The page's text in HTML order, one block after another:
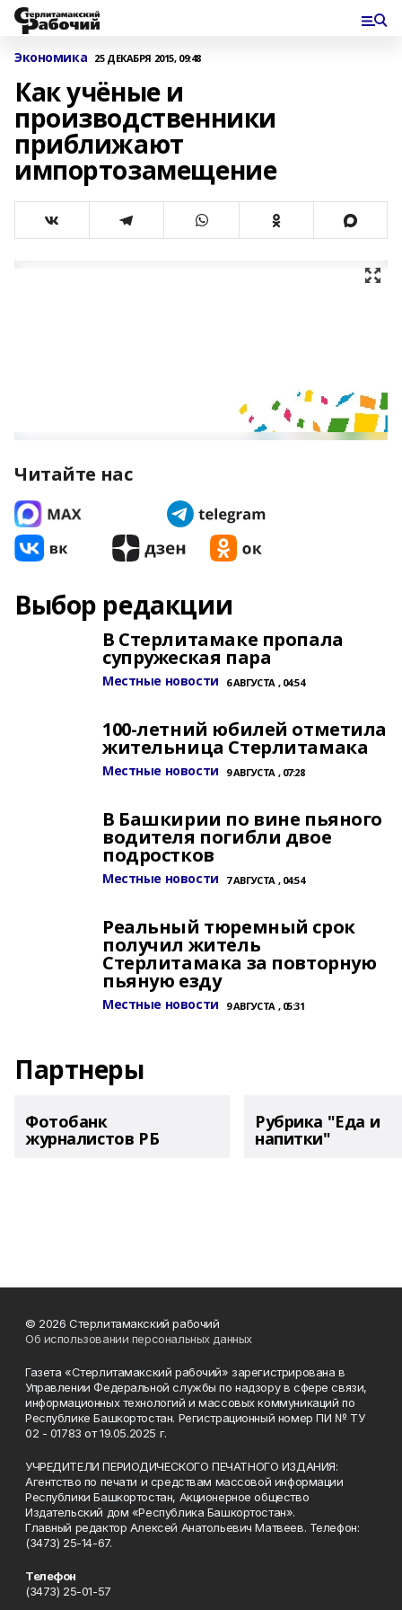
Экономика 25 ДЕКАБРЯ 2015, 09:48
Как учёные и
производственники
приближают
импортозамещение
Читайте нас
Выбор редакции
В Стерлитамаке пропала
супружеская пара
Местные новости 6 АВГУСТА , 04:54
100-летний юбилей отметила
жительница Стерлитамака
Местные новости 9 АВГУСТА , 07:28
В Башкирии по вине пьяного
водителя погибли двое
подростков
Местные новости 7 АВГУСТА , 04:54
Реальный тюремный срок
получил житель
Стерлитамака за повторную
пьяную езду
Местные новости 9 АВГУСТА , 05:31
Партнеры
Фотобанк
журналистов РБ
Рубрика "Еда и
напитки"
© 2026 Стерлитамакский рабочий
Об использовании персональных данных
Газета «Стерлитамакский рабочий» зарегистрирована в
Управлении Федеральной службы по надзору в сфере связи,
информационных технологий и массовых коммуникаций по
Республике Башкортостан. Регистрационный номер ПИ № ТУ
02 - 01783 от 19.05.2025 г.
УЧРЕДИТЕЛИ ПЕРИОДИЧЕСКОГО ПЕЧАТНОГО ИЗДАНИЯ:
Агентство по печати и средствам массовой информации
Республики Башкортостан, Акционерное общество
Издательский дом «Республика Башкортостан».
Главный редактор Алексей Анатольевич Матвеев. Телефон:
(3473) 25-14-67.
Телефон
(3473) 25-01-57